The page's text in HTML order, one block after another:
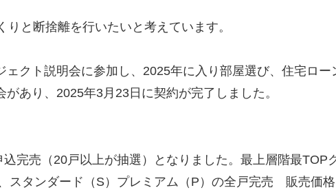
と断捨離を行いたいと考えています。
クト説明会に参加し、2025年に入り部屋選び、住宅ロー
あり、2025年3月23日に契約が完了しました。
売（20戸以上が抽選）となりました。最上層階最TOP
スタンダード（S）プレミアム（P）の全戸完売 販売価格